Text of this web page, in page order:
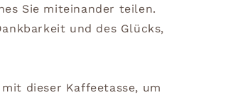
Sie miteinander teilen.
und des Glücks,
dieser Kaffeetasse, um